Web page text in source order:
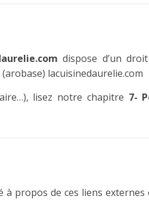
dispose d’un droit
lacuisinedaurelie.com
lisez notre chapitre 7-
propos de ces liens externes